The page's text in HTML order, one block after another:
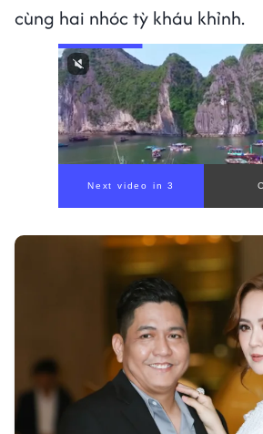
cùng hai nhóc tỳ kháu khỉnh.
Next video in 1